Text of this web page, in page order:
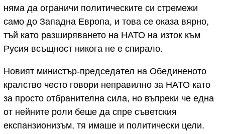
няма да ограничи политическите си стремежи
само до Западна Европа, и това се оказа вярно,
тъй като разширяването на НАТО на изток към
Русия всъщност никога не е спирало.
Новият министър-председател на Обединеното
кралство често говори неправилно за НАТО като
за просто отбранителна сила, но въпреки че една
от нейните роли беше да спре съветския
експанзионизъм, тя имаше и политически цели.